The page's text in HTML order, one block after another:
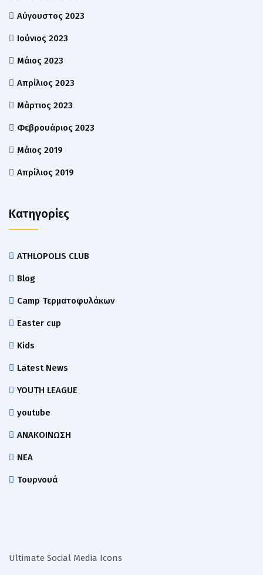
Αύγουστος 2023
Ιούνιος 2023
Μάιος 2023
Απρίλιος 2023
Μάρτιος 2023
Φεβρουάριος 2023
Μάιος 2019
Απρίλιος 2019
Kατηγορίες
ATHLOPOLIS CLUB
Blog
Camp Τερματοφυλάκων
Easter cup
Kids
Latest News
YOUTH LEAGUE
youtube
ΑΝΑΚΟΙΝΩΣΗ
ΝΕΑ
Τουρνουά
Ultimate Social Media Icons